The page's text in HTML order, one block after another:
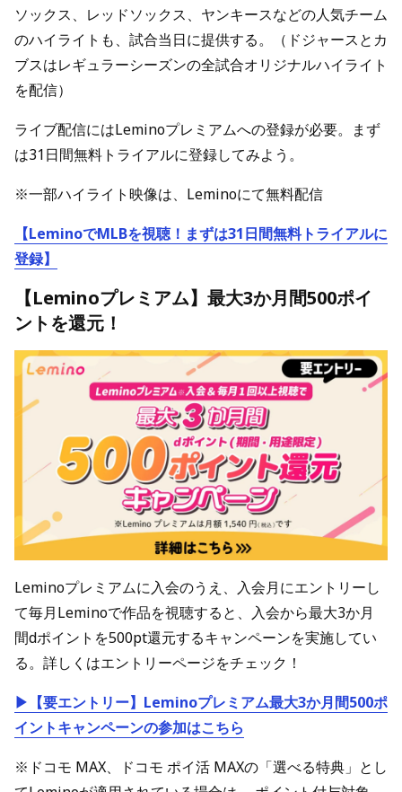
ソックス、レッドソックス、ヤンキースなどの人気チーム
のハイライトも、試合当日に提供する。（ドジャースとカ
ブスはレギュラーシーズンの全試合オリジナルハイライト
を配信）
ライブ配信にはLeminoプレミアムへの登録が必要。まず
は31日間無料トライアルに登録してみよう。
※一部ハイライト映像は、Leminoにて無料配信
【LeminoでMLBを視聴！まずは31日間無料トライアルに
登録】
【Leminoプレミアム】最大3か月間500ポイ
ントを還元！
Leminoプレミアムに入会のうえ、入会月にエントリーし
て毎月Leminoで作品を視聴すると、入会から最大3か月
間dポイントを500pt還元するキャンペーンを実施してい
る。詳しくはエントリーページをチェック！
▶【要エントリー】Leminoプレミアム最大3か月間500ポ
イントキャンペーンの参加はこちら
※ドコモ MAX、ドコモ ポイ活 MAXの「選べる特典」とし